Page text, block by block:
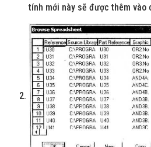
tính mới này sẽ được thêm vào